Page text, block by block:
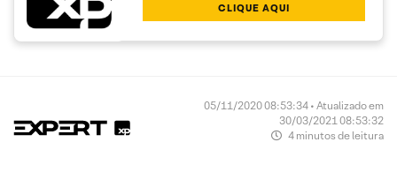
CLIQUE AQUI
05/11/2020 08:53:34 • Atualizado em
30/03/2021 08:53:32
4 minutos de leitura